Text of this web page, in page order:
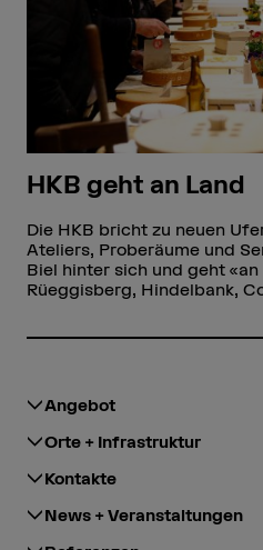
HKB geht an Land
Die HKB bricht zu neuen
Ateliers, Proberäume und
Biel hinter sich und geht «an
Rüeggisberg, Hindelbank,
Angebot
Orte + Infrastruktur
Kontakte
News + Veranstaltungen